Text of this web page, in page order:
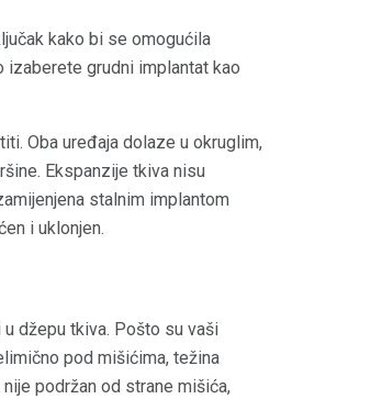
kako bi se omogućila
izaberete grudni implantat kao
Oba uređaja dolaze u okruglim,
Ekspanzije tkiva nisu
stalnim implantom
i uklonjen.
džepu tkiva. Pošto su vaši
pod mišićima, težina
podržan od strane mišića,